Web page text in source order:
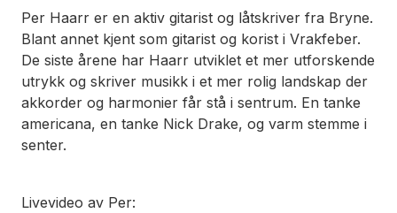
Per Haarr er en aktiv gitarist og låtskriver fra Bryne.
Blant annet kjent som gitarist og korist i Vrakfeber.
De siste årene har Haarr utviklet et mer utforskende
utrykk og skriver musikk i et mer rolig landskap der
akkorder og harmonier får stå i sentrum. En tanke
americana, en tanke Nick Drake, og varm stemme i
senter.
Livevideo av Per: